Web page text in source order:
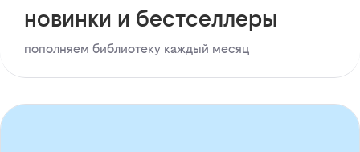
новинки и бестселлеры
пополняем библиотеку каждый месяц